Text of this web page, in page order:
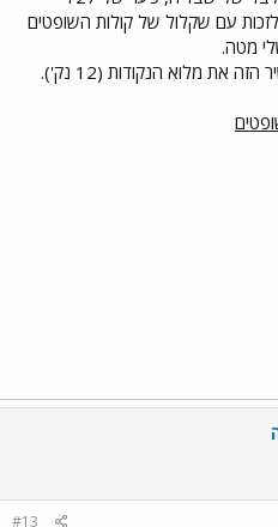
עם שקלול של קולות השופטים
מטה.
את מלוא הנקודות (12 נק').
#13